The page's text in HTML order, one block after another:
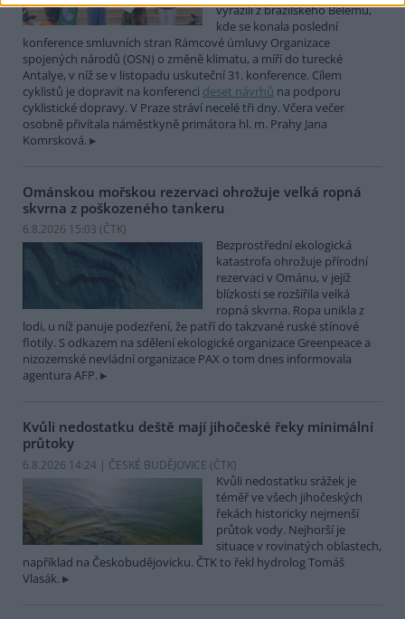
vyrazili z brazilského Belému,
kde se konala poslední
konference smluvních stran Rámcové úmluvy Organizace
spojených národů (OSN) o změně klimatu, a míří do turecké
Antalye, v níž se v listopadu uskuteční 31. konference. Cílem
cyklistů je dopravit na konferenci deset návrhů na podporu
cyklistické dopravy. V Praze stráví necelé tři dny. Včera večer
osobně přivítala náměstkyně primátora hl. m. Prahy Jana
Komrsková.
Ománskou mořskou rezervaci ohrožuje velká ropná
skvrna z poškozeného tankeru
6.8.2026 15:03 (ČTK)
Bezprostřední ekologická
katastrofa ohrožuje přírodní
rezervaci v Ománu, v jejíž
blízkosti se rozšířila velká
ropná skvrna. Ropa unikla z
lodi, u níž panuje podezření, že patří do takzvané ruské stínové
flotily. S odkazem na sdělení ekologické organizace Greenpeace a
nizozemské nevládní organizace PAX o tom dnes informovala
agentura AFP.
Kvůli nedostatku deště mají jihočeské řeky minimální
průtoky
6.8.2026 14:24 | ČESKÉ BUDĚJOVICE (ČTK)
Kvůli nedostatku srážek je
téměř ve všech jihočeských
řekách historicky nejmenší
průtok vody. Nejhorší je
situace v rovinatých oblastech,
například na Českobudějovicku. ČTK to řekl hydrolog Tomáš
Vlasák.